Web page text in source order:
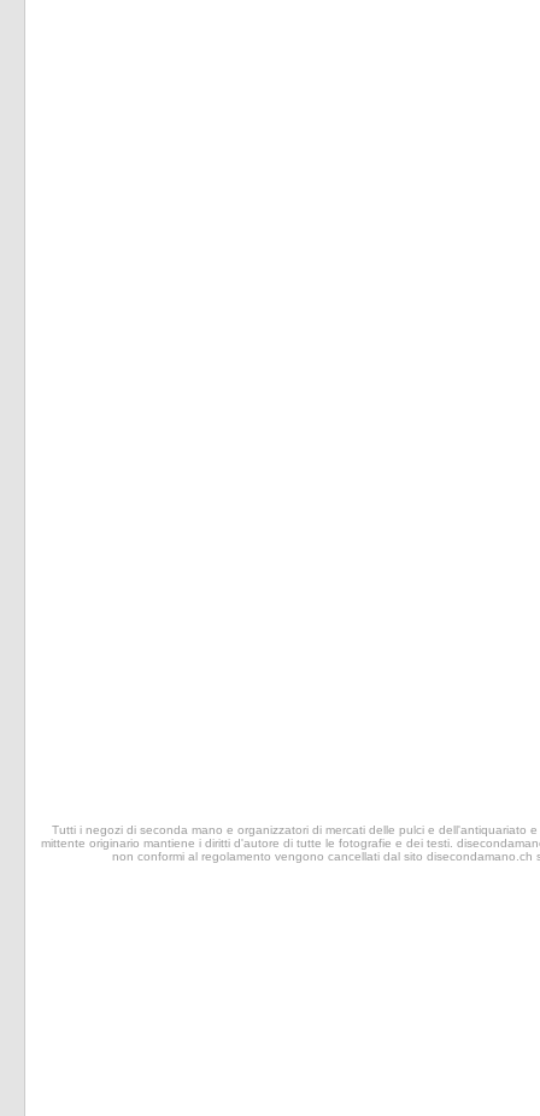
Tutti i negozi di seconda mano e organizzatori di mercati delle pulci e
mittente originario mantiene i diritti d'autore di tutte le fotografie e dei testi.
non conformi al regolamento vengono cancellati dal sito